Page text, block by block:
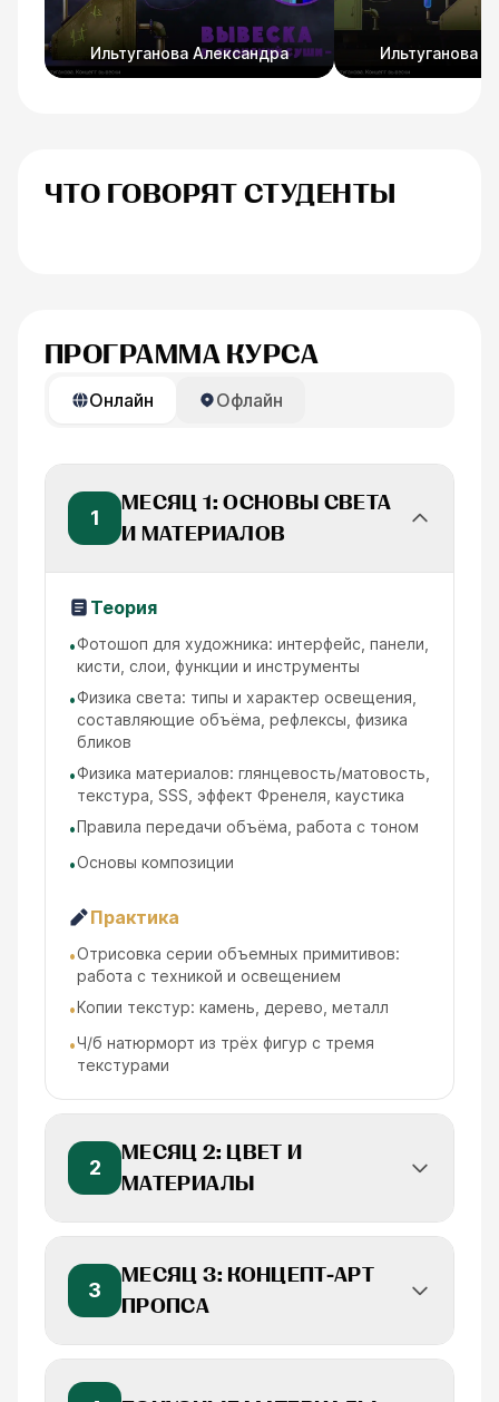
Ильтуганова Александра Ильтуганова
ЧТО ГОВОРЯТ СТУДЕНТЫ
Анна Иванова Егоренков
ПРОГРАММА КУРСА
Онлайн Офлайн
1
МЕСЯЦ 1: ОСНОВЫ СВЕТА
И МАТЕРИАЛОВ
Теория
•Фотошоп для художника: интерфейс, панели,
кисти, слои, функции и инструменты
•Физика света: типы и характер освещения,
составляющие объёма, рефлексы, физика
бликов
•Физика материалов: глянцевость/матовость,
текстура, SSS, эффект Френеля, каустика
•Правила передачи объёма, работа с тоном
•Основы композиции
Практика
•Отрисовка серии объемных примитивов:
работа с техникой и освещением
•Копии текстур: камень, дерево, металл
•Ч/б натюрморт из трёх фигур с тремя
текстурами
2
МЕСЯЦ 2: ЦВЕТ И
МАТЕРИАЛЫ
3
МЕСЯЦ 3: КОНЦЕПТ-АРТ
ПРОПСА